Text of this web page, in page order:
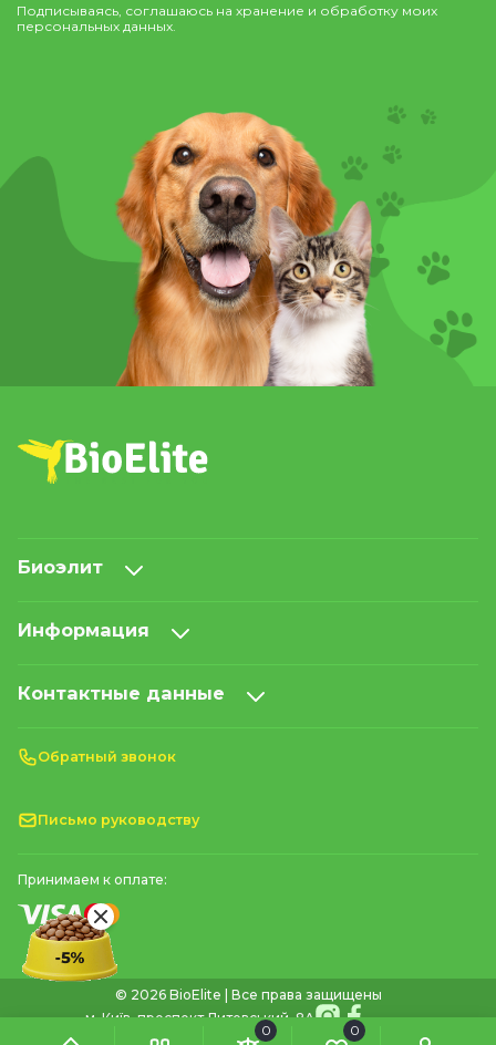
Подписываясь, соглашаюсь на хранение и обработку моих
персональных данных.
Биоэлит
Информация
Контактные данные
Обратный звонок
Письмо руководству
Принимаем к оплате:
© 2026 BioElite | Все права защищены
м. Київ, проспект Литовський, 8А
0 0